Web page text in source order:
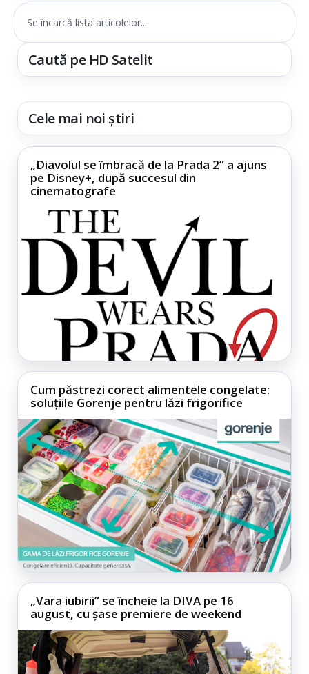
Se încarcă lista articolelor...
Caută pe HD Satelit
Cele mai noi știri
„Diavolul se îmbracă de la Prada 2” a ajuns
pe Disney+, după succesul din
cinematografe
Cum păstrezi corect alimentele congelate:
soluțiile Gorenje pentru lăzi frigorifice
„Vara iubirii” se încheie la DIVA pe 16
august, cu șase premiere de weekend